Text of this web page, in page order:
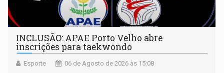
INCLUSÃO: APAE Porto Velho abre
inscrições para taekwondo
Esporte 06 de Agosto de 2026 às 15:08